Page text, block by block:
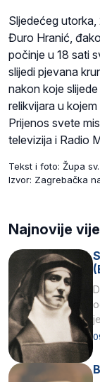
Sljedećeg utorka,
Đuro Hranić,
počinje u 18 sati
slijedi pjevana
nakon koje
relikvijara u
Prijenos svete
televizija i Radio
Tekst i foto: Župa
Izvor: Zagrebačka
Najnovije